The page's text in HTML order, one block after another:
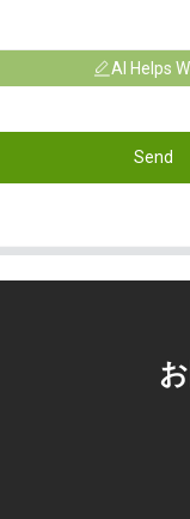
AI Helps
Send